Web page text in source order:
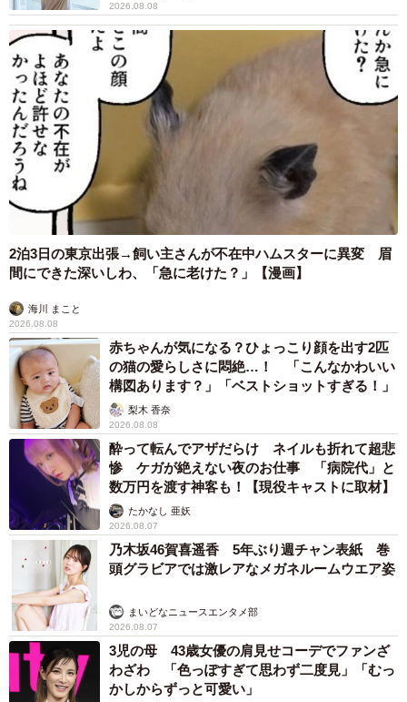
2026.08.08
2泊3日の東京出張→飼い主さんが不在中ハムスターに異変 眉
間にできた深いしわ、「急に老けた？」【漫画】
海川 まこと
2026.08.08
赤ちゃんが気になる？ひょっこり顔を出す2匹
の猫の愛らしさに悶絶…！ 「こんなかわいい
構図あります？」「ベストショットすぎる！」
梨木 香奈
2026.08.08
酔って転んでアザだらけ ネイルも折れて超悲
惨 ケガが絶えない夜のお仕事 「病院代」と
数万円を渡す神客も！【現役キャストに取材】
たかなし 亜妖
2026.08.07
乃木坂46賀喜遥香 5年ぶり週チャン表紙 巻
頭グラビアでは激レアなメガネルームウエア姿
まいどなニュースエンタメ部
2026.08.07
3児の母 43歳女優の肩見せコーデでファンざ
わざわ 「色っぽすぎて思わず二度見」「むっ
かしからずっと可愛い」